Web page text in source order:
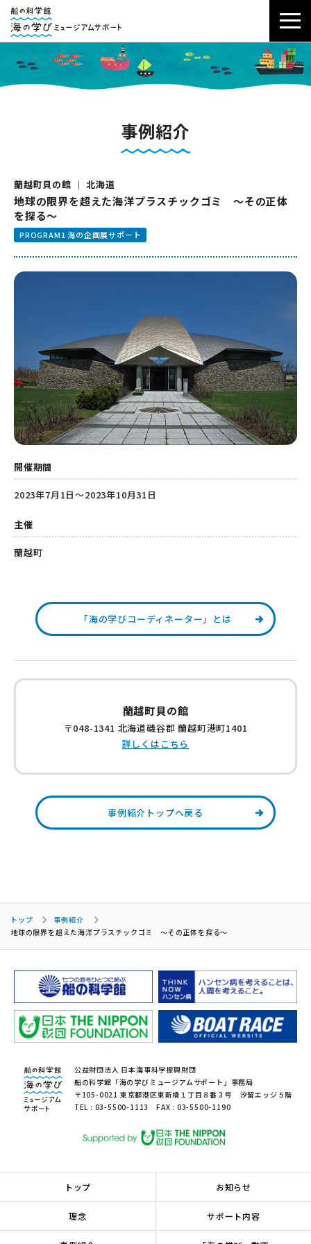
事例紹介
蘭越町貝の館 ｜ 北海道
地球の限界を超えた海洋プラスチックゴミ ～その正体
を探る～
PROGRAM1 海の企画展サポート
開催期間
2023年7月1日～2023年10月31日
主催
蘭越町
「海の学びコーディネーター」とは
蘭越町貝の館
〒048-1341 北海道磯谷郡 蘭越町港町1401
詳しくはこちら
事例紹介トップへ戻る
トップ
事例紹介
地球の限界を超えた海洋プラスチックゴミ ～その正体を探る～
公益財団法人 日本海事科学振興財団
船の科学館「海の学びミュージアムサポート」事務局
〒105-0021 東京都港区東新橋１丁目８番３号 汐留エッジ５階
TEL : 03-5500-1113 FAX : 03-5500-1190
トップ お知らせ
理念 サポート内容